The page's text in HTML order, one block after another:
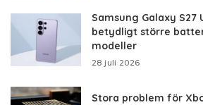
Samsung Galaxy S27
betydligt större
modeller
28 juli 2026
Stora problem för